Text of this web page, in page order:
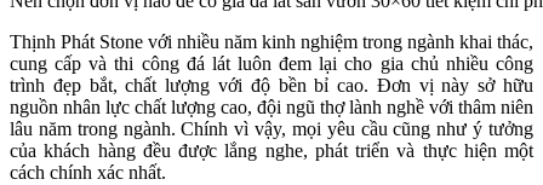
Thịnh Phát Stone với nhiều năm kinh nghiệm trong ngành khai thác,
cung cấp và thi công đá lát luôn đem lại cho gia chủ nhiều công
trình đẹp bắt, chất lượng với độ bền bỉ cao. Đơn vị này sở hữu
nguồn nhân lực chất lượng cao, đội ngũ thợ lành nghề với thâm niên
lâu năm trong ngành. Chính vì vậy, mọi yêu cầu cũng như ý tưởng
của khách hàng đều được lắng nghe, phát triển và thực hiện một
cách chính xác nhất.